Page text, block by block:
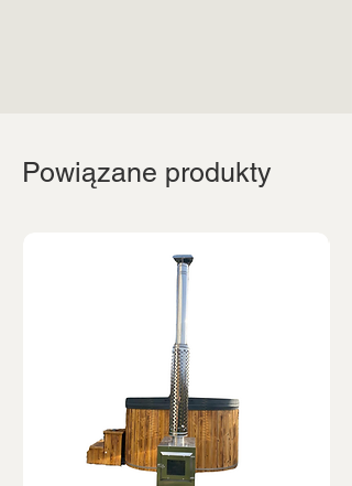
Powiązane produkty